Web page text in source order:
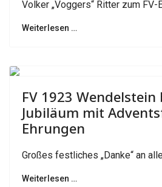
Volker „Voggers“ Ritter zum
Weiterlesen …
FV 1923 Wendelstein
Jubiläum mit
Ehrungen
Großes festliches „Danke“ an
Weiterlesen …